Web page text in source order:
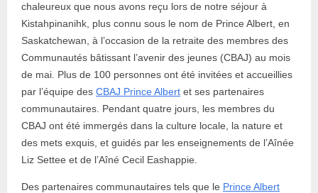
chaleureux que nous avons reçu lors de notre séjour à
Kistahpinanihk, plus connu sous le nom de Prince Albert, en
Saskatchewan, à l’occasion de la retraite des membres des
Communautés bâtissant l’avenir des jeunes (CBAJ) au mois
de mai. Plus de 100 personnes ont été invitées et accueillies
par l’équipe des CBAJ Prince Albert et ses partenaires
communautaires. Pendant quatre jours, les membres du
CBAJ ont été immergés dans la culture locale, la nature et
des mets exquis, et guidés par les enseignements de l’Aînée
Liz Settee et de l’Aîné Cecil Eashappie.
Des partenaires communautaires tels que le Prince Albert